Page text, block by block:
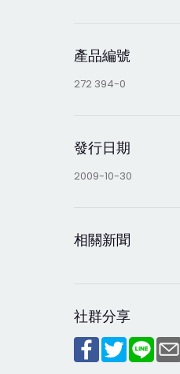
產品編號
272 394-0
發行日期
2009-10-30
相關新聞
社群分享